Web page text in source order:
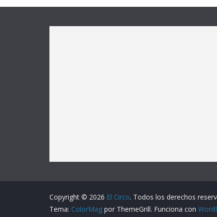
Copyright © 2026 El Circo. Todos los derechos
Tema: ColorMag por ThemeGrill. Funciona con